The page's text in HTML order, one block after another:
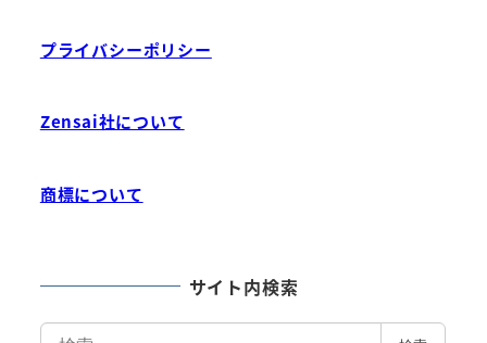
プライバシーポリシー
Zensai社について
商標について
サイト内検索
検